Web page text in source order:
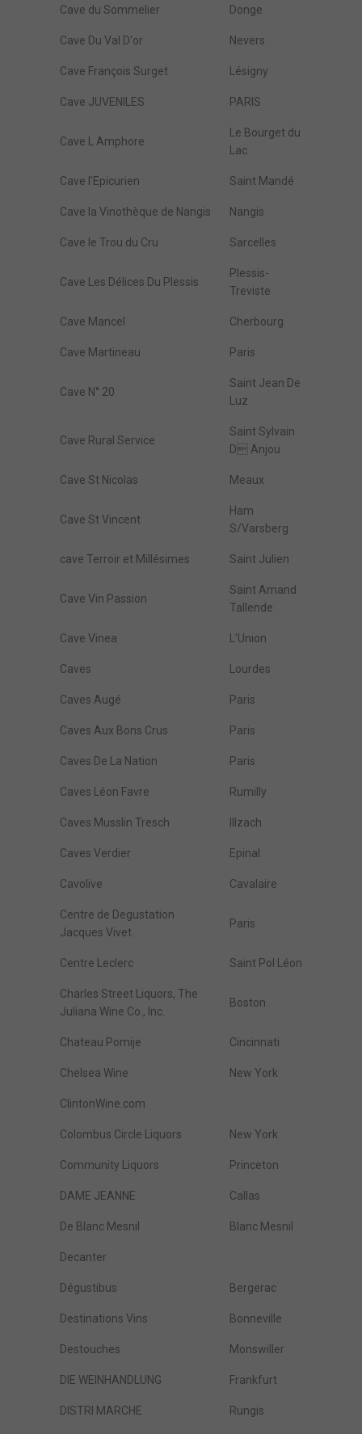
Cave du Sommelier Donge
Cave Du Val D'or Nevers
Cave François Surget Lésigny
Cave JUVENILES PARIS
Cave L Amphore
Le Bourget du
Lac
Cave l'Epicurien Saint Mandé
Cave la Vinothèque de Nangis Nangis
Cave le Trou du Cru Sarcelles
Cave Les Délices Du Plessis
Plessis-
Treviste
Cave Mancel Cherbourg
Cave Martineau Paris
Cave N° 20
Saint Jean De
Luz
Cave Rural Service
Saint Sylvain
D Anjou
Cave St Nicolas Meaux
Cave St Vincent
Ham
S/Varsberg
cave Terroir et Millésimes Saint Julien
Cave Vin Passion
Saint Amand
Tallende
Cave Vinea L'Union
Caves Lourdes
Caves Augé Paris
Caves Aux Bons Crus Paris
Caves De La Nation Paris
Caves Léon Favre Rumilly
Caves Musslin Tresch Illzach
Caves Verdier Epinal
Cavolive Cavalaire
Centre de Degustation
Jacques Vivet
Paris
Centre Leclerc Saint Pol Léon
Charles Street Liquors, The
Juliana Wine Co., Inc.
Boston
Chateau Pomije Cincinnati
Chelsea Wine New York
ClintonWine.com
Colombus Circle Liquors New York
Community Liquors Princeton
DAME JEANNE Callas
De Blanc Mesnil Blanc Mesnil
Decanter
Dégustibus Bergerac
Destinations Vins Bonneville
Destouches Monswiller
DIE WEINHANDLUNG Frankfurt
DISTRI MARCHE Rungis